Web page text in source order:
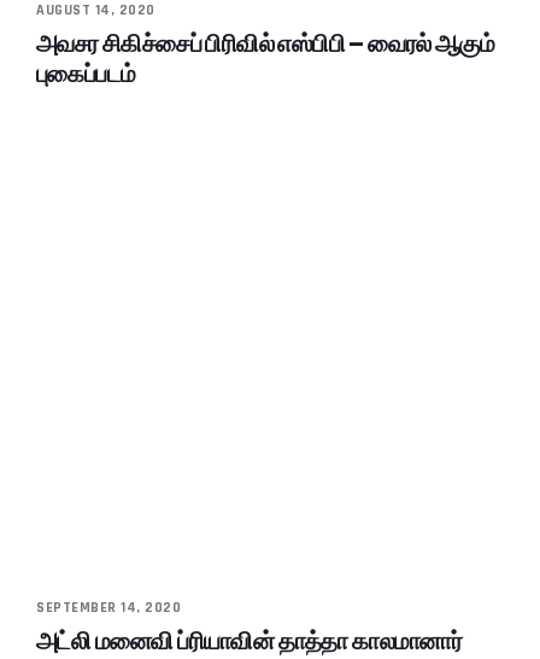
AUGUST 14, 2020
அவசர சிகிச்சைப் பிரிவில் எஸ்பிபி – வைரல் ஆகும்
புகைப்படம்
SEPTEMBER 14, 2020
அட்லி மனைவி ப்ரியாவின் தாத்தா காலமானார்